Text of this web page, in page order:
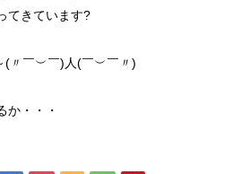
てきています?
(〃￣︶￣)人(￣︶￣〃)
か・・・